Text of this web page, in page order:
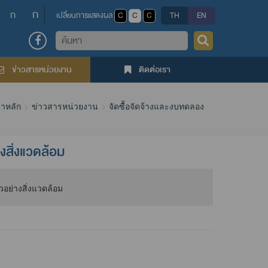
ก ก เปลี่ยนการแสดงผล C C C TH EN
ค้นหา
ข่าวสารหน่วยงาน ติดต่อเรา
หลัก ข่าวสารหน่วยงาน จัดซื้อจัดจ้างและงบทดลอง
สิ่งแวดล้อม